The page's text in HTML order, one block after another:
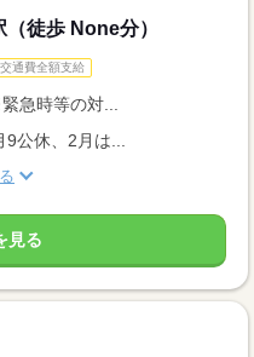
徒歩 None分）
交通費全額支給
急時等の対...
公休、2月は...
見る